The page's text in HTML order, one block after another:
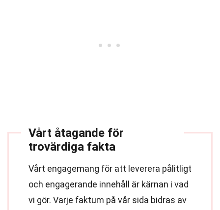
Vårt åtagande för
trovärdiga fakta
Vårt engagemang för att leverera pålitligt
och engagerande innehåll är kärnan i vad
vi gör. Varje faktum på vår sida bidras av